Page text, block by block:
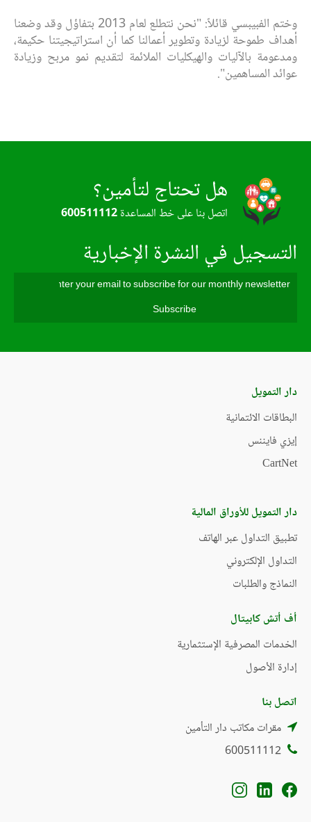
وختم الفبيبسي قائلاً: "نحن نتطلع لعام 2013 بتفاؤل وقد وضعنا
أهداف طموحة لزيادة وتطوير أعمالنا كما أن استراتيجيتنا حكيمة،
ومدعومة بالآليات والهيكليات الملائمة لتقديم نمو مربح وزيادة
عوائد المساهمين".
هل تحتاج لتأمين؟
اتصل بنا على خط المساعدة600511112
التسجيل في النشرة الإخبارية
دار التمويل
البطاقات الائتمانية
إيزي فايننس
CartNet
دار التمويل للأوراق المالية
تطبيق التداول عبر الهاتف
التداول الإلكتروني
النماذج والطلبات
أف أتش كابيتال
الخدمات المصرفية الإستثمارية
إدارة الأصول
اتصل بنا
مقرات مكاتب دار التأمين
600511112